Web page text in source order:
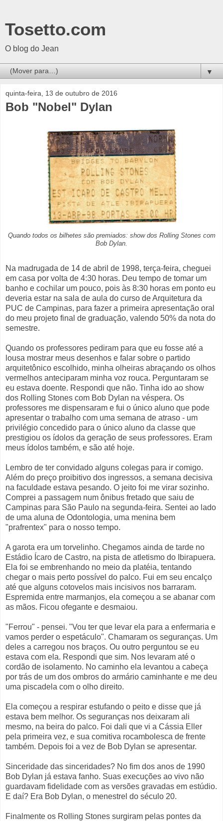
Tosetto.com
O blog do Jean
▼
quinta-feira, 13 de outubro de 2016
Bob "Nobel" Dylan
Quando todos os bilhetes são premiados: show dos Rolling Stones com
Bob Dylan.
Na madrugada de 14 de abril de 1998, terça-feira, cheguei
em casa por volta de 4:30 horas. Deu tempo de tomar um
banho e cochilar um pouco, pois às 8:30 horas em ponto eu
deveria estar na sala de aula do curso de Arquitetura da
PUC de Campinas, para fazer a primeira apresentação oral
do meu projeto final de graduação, valendo 50% da nota do
semestre.
Quando os professores pediram para que eu fosse até a
lousa mostrar meus desenhos e falar sobre o partido
arquitetônico escolhido, minha olheiras abraçando os olhos
vermelhos anteciparam minha voz rouca. Perguntaram se
eu estava doente. Respondi que não. Tinha ido ao show
dos Rolling Stones com Bob Dylan na véspera. Os
professores me dispensaram e fui o único aluno que pode
apresentar o trabalho com uma semana de atraso - um
privilégio concedido para o único aluno da classe que
prestigiou os ídolos da geração de seus professores. Eram
meus ídolos também, e são até hoje.
Lembro de ter convidado alguns colegas para ir comigo.
Além do preço proibitivo dos ingressos, a semana decisiva
na faculdade estava pesando. O jeito foi me virar sozinho.
Comprei a passagem num ônibus fretado que saiu de
Campinas para São Paulo na segunda-feira. Sentei ao lado
de uma aluna de Odontologia, uma menina bem
"prafrentex" para o nosso tempo.
A garota era um torvelinho. Chegamos ainda de tarde no
Estádio Ícaro de Castro, na pista de atletismo do Ibirapuera.
Ela foi se embrenhando no meio da platéia, tentando
chegar o mais perto possível do palco. Fui em seu encalço
até que alguns cotovelos mais incisivos nos barraram.
Espremida entre marmanjos, ela começou a se abanar com
as mãos. Ficou ofegante e desmaiou.
"Ferrou" - pensei. "Vou ter que levar ela para a enfermaria e
vamos perder o espetáculo". Chamaram os seguranças. Um
deles a carregou nos braços. Ou outro perguntou se eu
estava com ela. Respondi que sim. Nos levaram até o
cordão de isolamento. No caminho ela levantou a cabeça
por trás de um dos ombros do armário caminhante e me deu
uma piscadela com o olho direito.
Ela começou a respirar estufando o peito e disse que já
estava bem melhor. Os seguranças nos deixaram ali
mesmo, na beira do palco. Foi dali que vi a Cássia Eller
pela primeira vez, e sua comitiva rocambolesca de frente
também. Depois foi a vez de Bob Dylan se apresentar.
Sinceridade das sinceridades? No fim dos anos de 1990
Bob Dylan já estava fanho. Suas execuções ao vivo não
guardavam fidelidade com as versões gravadas em estúdio.
E daí? Era Bob Dylan, o menestrel do século 20.
Finalmente os Rolling Stones surgiram pelas pontes da